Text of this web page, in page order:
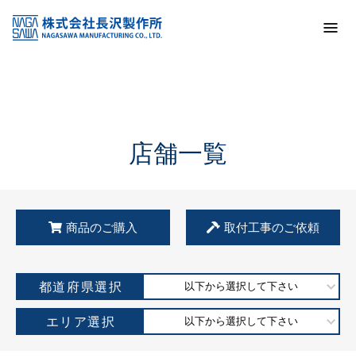
KSS加盟店・取扱店情報
店舗一覧
店舗一覧
商品のご購入 取付工事のご依頼
都道府県選択 以下から選択して下さい
エリア選択 以下から選択して下さい